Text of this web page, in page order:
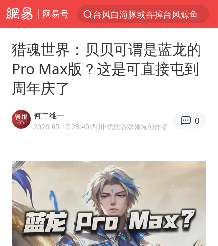
网易号
台风白海豚或吞掉台风鲸鱼
看守所辅警收受10万获刑1年
深圳地面沉降致车辆损坏系谣言
泰国一女公务员妆容引争议 本人回应
法国将禁止“未经同意的电话营销”
吉林一“温度计大楼”读数爆表
猎魂世界：贝贝可谓是蓝龙的
Pro Max版？这是可直接屯到
周年庆了
何二维一
2026-05-15 23:40·四川·优质游戏领域创作者
0